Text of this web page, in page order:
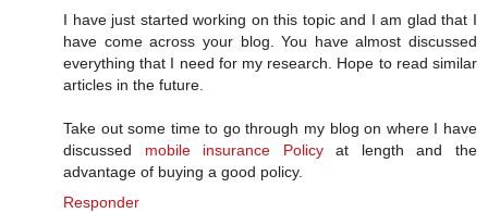
I have just started working on this topic and I am glad that I
have come across your blog. You have almost discussed
everything that I need for my research. Hope to read similar
articles in the future.
Take out some time to go through my blog on where I have
discussed mobile insurance Policyat length and the
advantage of buying a good policy.
Responder